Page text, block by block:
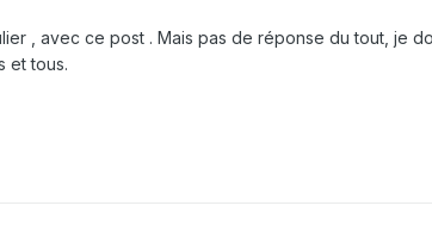
, avec ce post . Mais pas de réponse du tout, je
et tous.